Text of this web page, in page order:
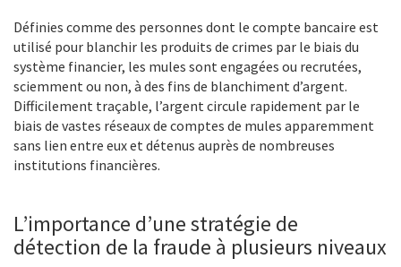
Définies comme des personnes dont le compte bancaire est
utilisé pour blanchir les produits de crimes par le biais du
système financier, les mules sont engagées ou recrutées,
sciemment ou non, à des fins de blanchiment d’argent.
Difficilement traçable, l’argent circule rapidement par le
biais de vastes réseaux de comptes de mules apparemment
sans lien entre eux et détenus auprès de nombreuses
institutions financières.
L’importance d’une stratégie de
détection de la fraude à plusieurs niveaux